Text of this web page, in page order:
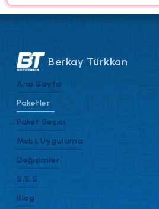
Berkay Türkkan
Ana Sayfa
Paketler
Paket Seçici
Mobil Uygulama
Değişimler
S.S.S
Blog